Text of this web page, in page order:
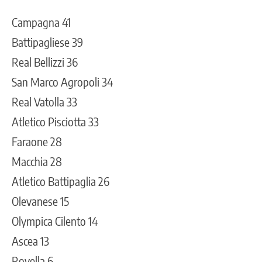
Campagna 41
Battipagliese 39
Real Bellizzi 36
San Marco Agropoli 34
Real Vatolla 33
Atletico Pisciotta 33
Faraone 28
Macchia 28
Atletico Battipaglia 26
Olevanese 15
Olympica Cilento 14
Ascea 13